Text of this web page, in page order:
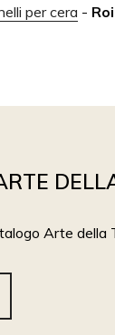
per cera -
Arte della